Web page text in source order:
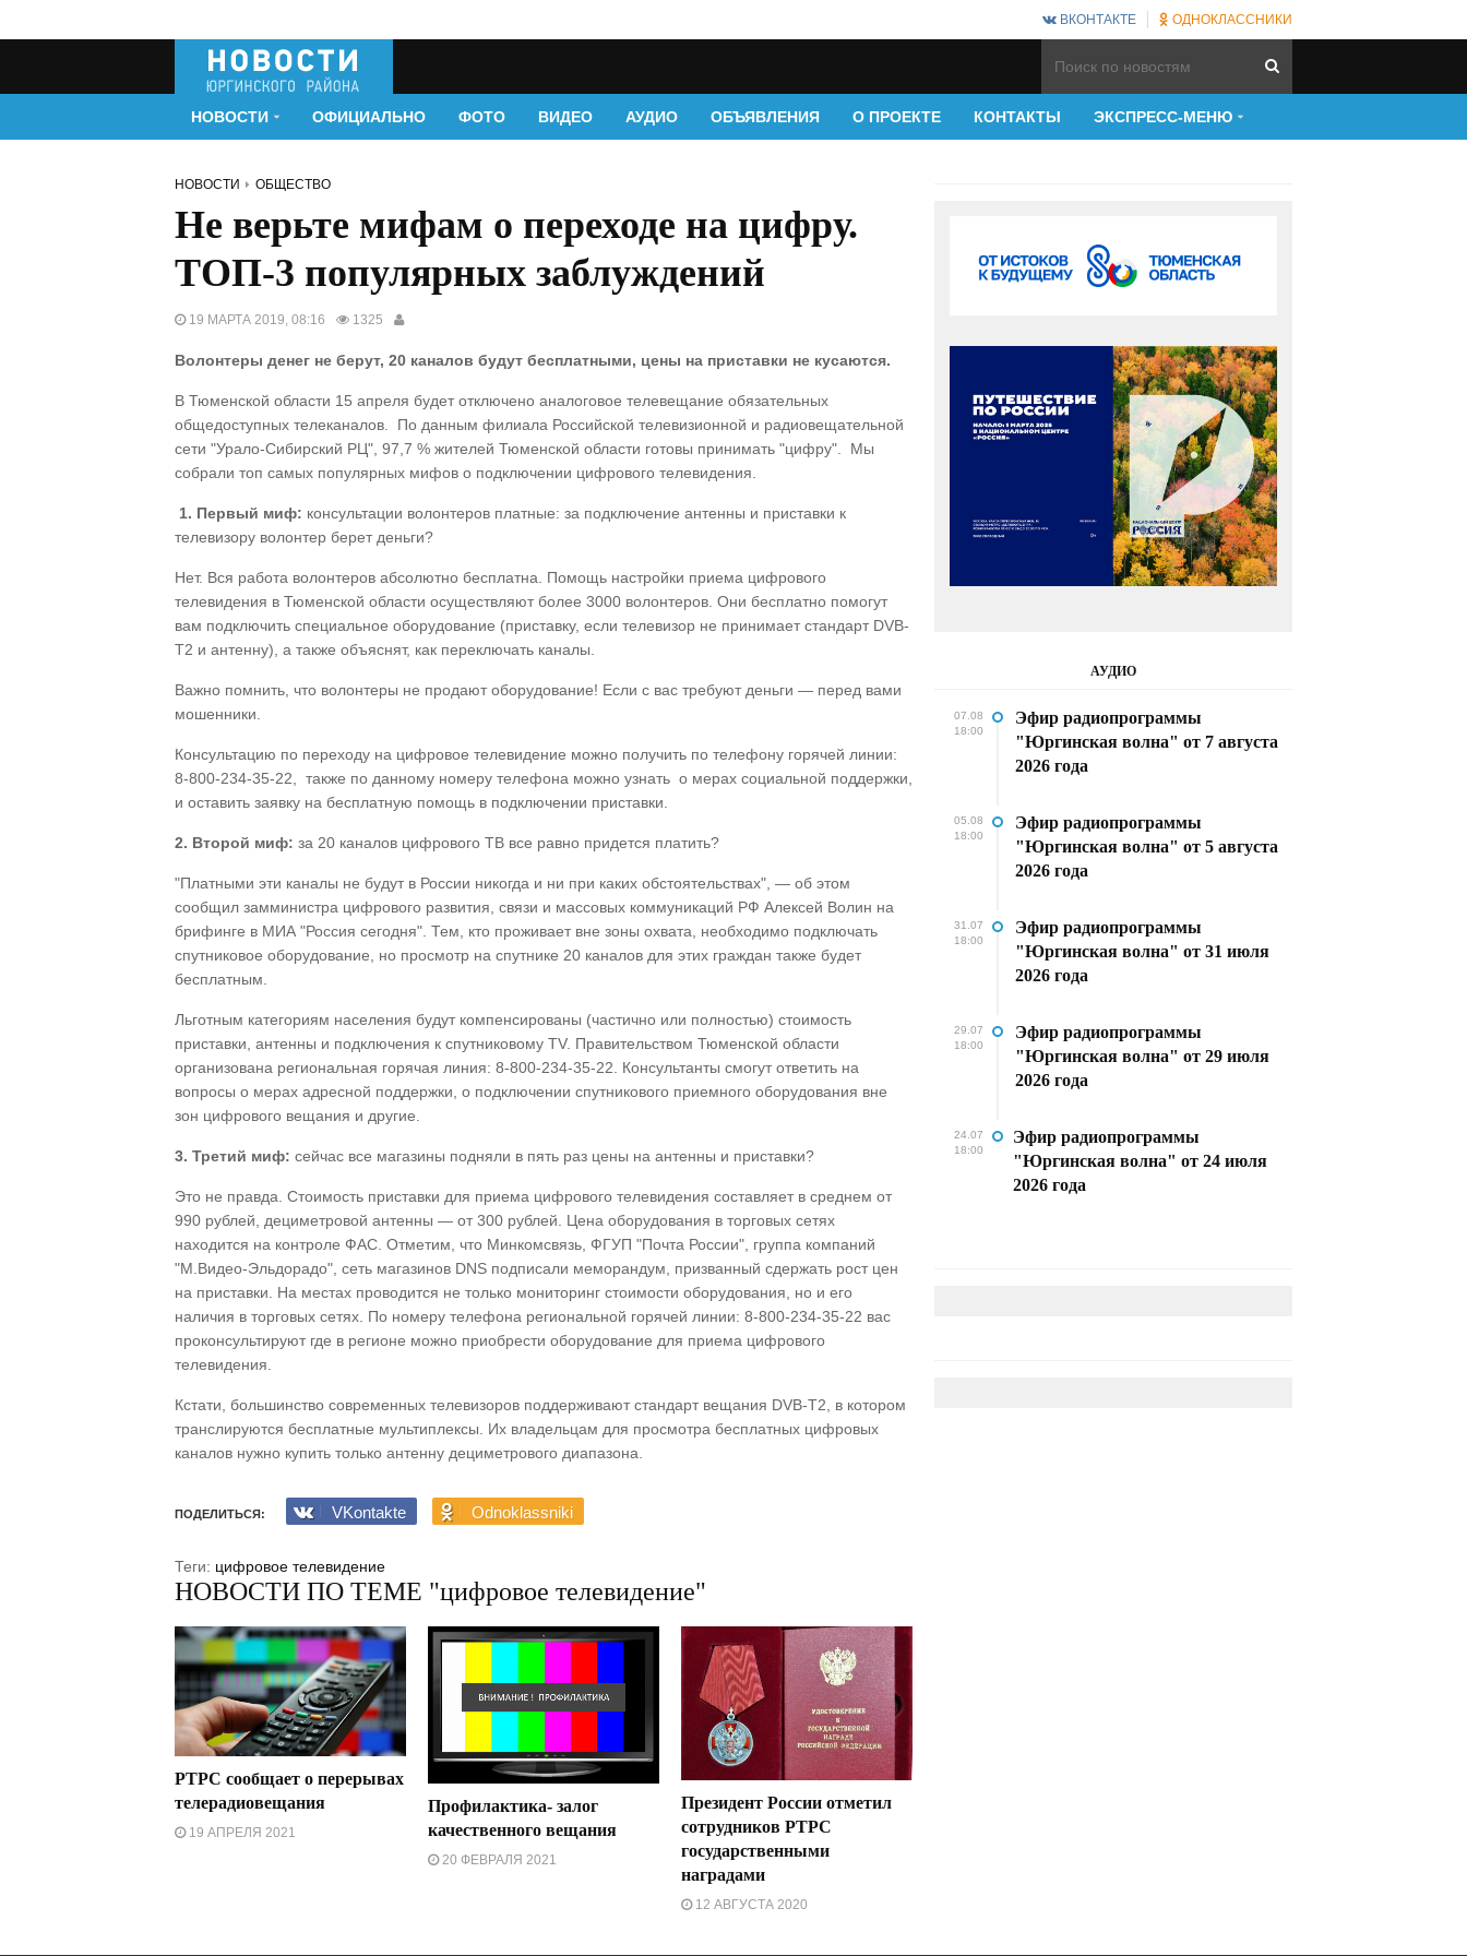
ВКОНТАКТЕ ОДНОКЛАССНИКИ
НОВОСТИ ОФИЦИАЛЬНО ФОТО ВИДЕО АУДИО ОБЪЯВЛЕНИЯ О ПРОЕКТЕ КОНТАКТЫ ЭКСПРЕСС-МЕНЮ
НОВОСТИ ОБЩЕСТВО
Не верьте мифам о переходе на цифру.
ТОП-3 популярных заблуждений
19 МАРТА 2019, 08:16 1325
Волонтеры денег не берут, 20 каналов будут бесплатными, цены на приставки не кусаются.
В Тюменской области 15 апреля будет отключено аналоговое телевещание обязательных
общедоступных телеканалов. По данным филиала Российской телевизионной и радиовещательной
сети "Урало-Сибирский РЦ", 97,7 % жителей Тюменской области готовы принимать "цифру". Мы
собрали топ самых популярных мифов о подключении цифрового телевидения.
1. Первый миф: консультации волонтеров платные: за подключение антенны и приставки к
телевизору волонтер берет деньги?
Нет. Вся работа волонтеров абсолютно бесплатна. Помощь настройки приема цифрового
телевидения в Тюменской области осуществляют более 3000 волонтеров. Они бесплатно помогут
вам подключить специальное оборудование (приставку, если телевизор не принимает стандарт DVB-
T2 и антенну), а также объяснят, как переключать каналы.
Важно помнить, что волонтеры не продают оборудование! Если с вас требуют деньги — перед вами
мошенники.
Консультацию по переходу на цифровое телевидение можно получить по телефону горячей линии:
8-800-234-35-22, также по данному номеру телефона можно узнать о мерах социальной поддержки,
и оставить заявку на бесплатную помощь в подключении приставки.
2. Второй миф: за 20 каналов цифрового ТВ все равно придется платить?
"Платными эти каналы не будут в России никогда и ни при каких обстоятельствах", — об этом
сообщил замминистра цифрового развития, связи и массовых коммуникаций РФ Алексей Волин на
брифинге в МИА "Россия сегодня". Тем, кто проживает вне зоны охвата, необходимо подключать
спутниковое оборудование, но просмотр на спутнике 20 каналов для этих граждан также будет
бесплатным.
Льготным категориям населения будут компенсированы (частично или полностью) стоимость
приставки, антенны и подключения к спутниковому TV. Правительством Тюменской области
организована региональная горячая линия: 8-800-234-35-22. Консультанты смогут ответить на
вопросы о мерах адресной поддержки, о подключении спутникового приемного оборудования вне
зон цифрового вещания и другие.
3. Третий миф: сейчас все магазины подняли в пять раз цены на антенны и приставки?
Это не правда. Стоимость приставки для приема цифрового телевидения составляет в среднем от
990 рублей, дециметровой антенны — от 300 рублей. Цена оборудования в торговых сетях
находится на контроле ФАС. Отметим, что Минкомсвязь, ФГУП "Почта России", группа компаний
"М.Видео-Эльдорадо", сеть магазинов DNS подписали меморандум, призванный сдержать рост цен
на приставки. На местах проводится не только мониторинг стоимости оборудования, но и его
наличия в торговых сетях. По номеру телефона региональной горячей линии: 8-800-234-35-22 вас
проконсультируют где в регионе можно приобрести оборудование для приема цифрового
телевидения.
Кстати, большинство современных телевизоров поддерживают стандарт вещания DVB-T2, в котором
транслируются бесплатные мультиплексы. Их владельцам для просмотра бесплатных цифровых
каналов нужно купить только антенну дециметрового диапазона.
ПОДЕЛИТЬСЯ: VKontakte Odnoklassniki
Теги: цифровое телевидение
НОВОСТИ ПО ТЕМЕ "цифровое телевидение"
РТРС сообщает о перерывах
телерадиовещания
19 АПРЕЛЯ 2021
Профилактика- залог
качественного вещания
20 ФЕВРАЛЯ 2021
Президент России отметил
сотрудников РТРС
государственными
наградами
12 АВГУСТА 2020
АУДИО
07.08
18:00
Эфир радиопрограммы
"Юргинская волна" от 7 августа
2026 года
05.08
18:00
Эфир радиопрограммы
"Юргинская волна" от 5 августа
2026 года
31.07
18:00
Эфир радиопрограммы
"Юргинская волна" от 31 июля
2026 года
29.07
18:00
Эфир радиопрограммы
"Юргинская волна" от 29 июля
2026 года
24.07
18:00
Эфир радиопрограммы
"Юргинская волна" от 24 июля
2026 года